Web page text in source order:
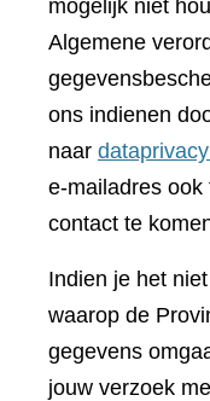
mogelijk niet
Algemene
ons indienen
naar
e-mailadres ook
contact te
Indien je het
waarop de
gegevens
jouw verzoek